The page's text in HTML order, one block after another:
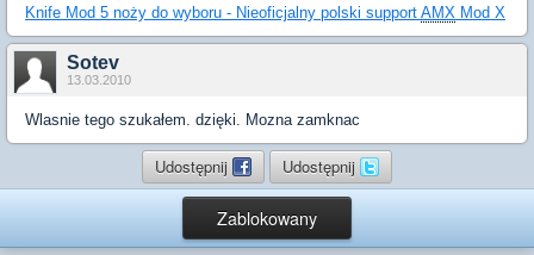
Knife Mod 5 noży do wyboru - Nieoficjalny polski support AMX Mod X
Sotev
13.03.2010
Wlasnie tego szukałem. dzięki. Mozna zamknac
Udostępnij Udostępnij
Zablokowany